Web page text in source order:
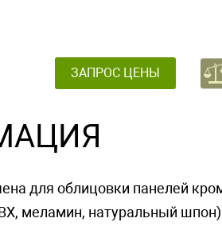
ЗАПРОС ЦЕНЫ
для облицовки панелей
меламин, натуральный